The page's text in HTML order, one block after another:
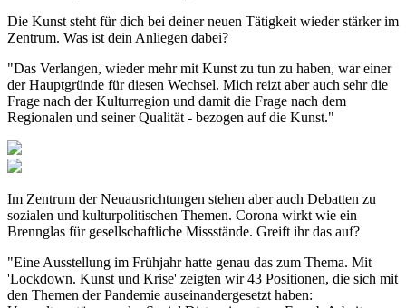
Die Kunst steht für dich bei deiner neuen Tätigkeit wieder stärker im
Zentrum. Was ist dein Anliegen dabei?
"Das Verlangen, wieder mehr mit Kunst zu tun zu haben, war einer
der Hauptgründe für diesen Wechsel. Mich reizt aber auch sehr die
Frage nach der Kulturregion und damit die Frage nach dem
Regionalen und seiner Qualität - bezogen auf die Kunst."
Im Zentrum der Neuausrichtungen stehen aber auch Debatten zu
sozialen und kulturpolitischen Themen. Corona wirkt wie ein
Brennglas für gesellschaftliche Missstände. Greift ihr das auf?
"Eine Ausstellung im Frühjahr hatte genau das zum Thema. Mit
'Lockdown. Kunst und Krise' zeigten wir 43 Positionen, die sich mit
den Themen der Pandemie auseinandergesetzt haben: